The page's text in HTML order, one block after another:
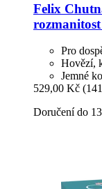
Felix
Pro
Hovězí,
Jemné
529,00 Kč
Doručení do